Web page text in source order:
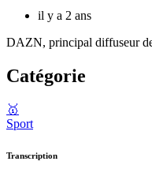
il y a 2 ans
DAZN, principal diffuseur
Catégorie
🥇
Sport
Transcription